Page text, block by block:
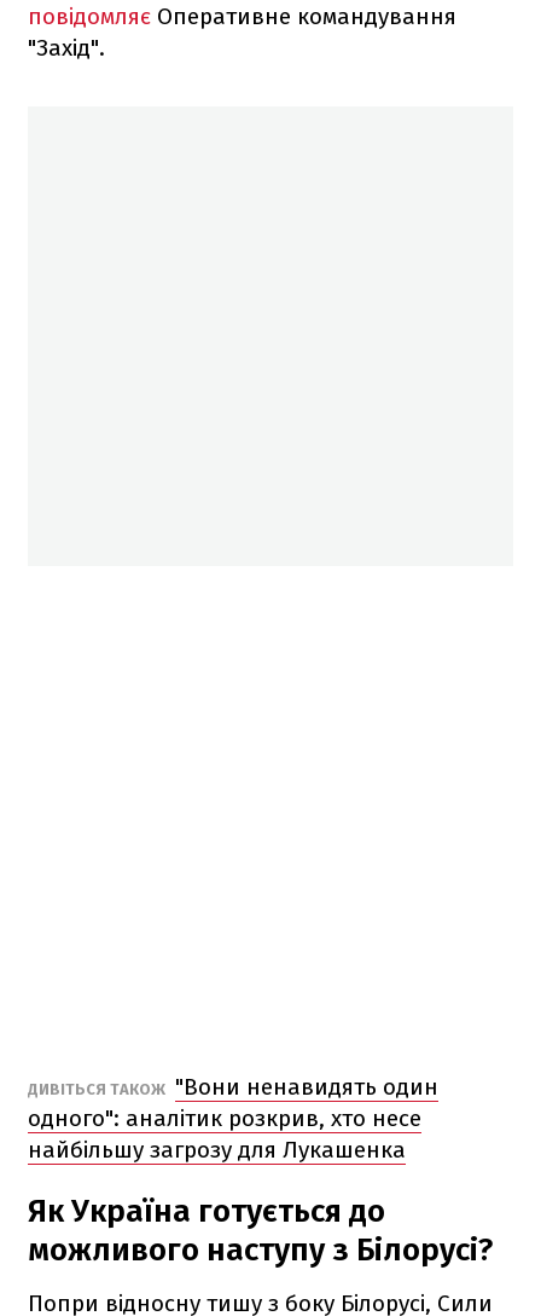
повідомляє Оперативне командування
"Захід".
ДИВІТЬСЯ ТАКОЖ "Вони ненавидять один
одного": аналітик розкрив, хто несе
найбільшу загрозу для Лукашенка
Як Україна готується до
можливого наступу з Білорусі?
Попри відносну тишу з боку Білорусі, Сили